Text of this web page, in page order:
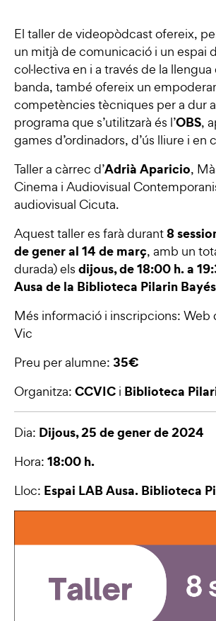
El taller de videopòdcast ofereix,
un mitjà de comunicació i un espai
col·lectiva en i a través de la llengua
banda, també ofereix un
competències tècniques per a dur
programa que s’utilitzarà és l’OBS,
games d’ordinadors, d’ús lliure i en
Taller a càrrec d’Adrià Aparicio,
Cinema i Audiovisual
audiovisual Cicuta.
Aquest taller es farà durant8
de gener al 14 de març, amb un
durada) els dijous, de 18:00 h. a
Ausa de la Biblioteca Pilarin
Més informació i inscripcions: Web
Vic
Preu per alumne: 35€
Organitza: CCVIC i Biblioteca
Dia: Dijous, 25 de gener de 2024
Hora: 18:00 h.
Lloc: Espai LAB Ausa. Biblioteca